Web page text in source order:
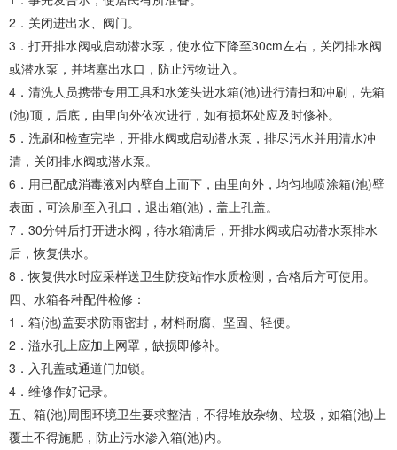
2．关闭进出水、阀门。
3．打开排水阀或启动潜水泵，使水位下降至30cm左右，关闭排水阀
或潜水泵，并堵塞出水口，防止污物进入。
4．清洗人员携带专用工具和水笼头进水箱(池)进行清扫和冲刷，先箱
(池)顶，后底，由里向外依次进行，如有损坏处应及时修补。
5．洗刷和检查完毕，开排水阀或启动潜水泵，排尽污水并用清水冲
清，关闭排水阀或潜水泵。
6．用已配成消毒液对内壁自上而下，由里向外，均匀地喷涂箱(池)壁
表面，可涂刷至入孔口，退出箱(池)，盖上孔盖。
7．30分钟后打开进水阀，待水箱满后，开排水阀或启动潜水泵排水
后，恢复供水。
8．恢复供水时应采样送卫生防疫站作水质检测，合格后方可使用。
四、水箱各种配件检修：
1．箱(池)盖要求防雨密封，材料耐腐、坚固、轻便。
2．溢水孔上应加上网罩，缺损即修补。
3．入孔盖或通道门加锁。
4．维修作好记录。
五、箱(池)周围环境卫生要求整洁，不得堆放杂物、垃圾，如箱(池)上
覆土不得施肥，防止污水渗入箱(池)内。